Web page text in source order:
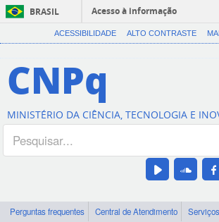
BRASIL
Acesso à informação
ACESSIBILIDADE ALTO CONTRASTE
CNPq
MINISTÉRIO DA CIÊNCIA, TECNOLOGIA E
Perguntas frequentes Central de Atendimento Serviços